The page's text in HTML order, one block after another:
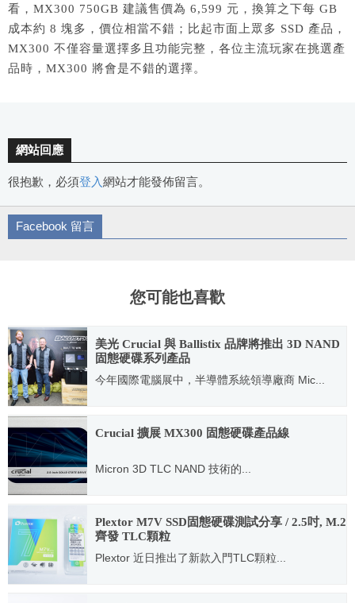
看，MX300 750GB 建議售價為 6,599 元，換算之下每 GB
成本約 8 塊多，價位相當不錯；比起市面上眾多 SSD 產品，
MX300 不僅容量選擇多且功能完整，各位主流玩家在挑選產
品時，MX300 將會是不錯的選擇。
網站回應
很抱歉，必須登入網站才能發佈留言。
Facebook 留言
您可能也喜歡
美光 Crucial 與 Ballistix 品牌將推出 3D NAND
固態硬碟系列產品
今年國際電腦展中，半導體系統領導廠商 Mic...
2016.06.03
Crucial 擴展 MX300 固態硬碟產品線
Micron 3D TLC NAND 技術的...
2016.07.27
Plextor M7V SSD固態硬碟測試分享 / 2.5吋, M.2
齊發 TLC顆粒
Plextor 近日推出了新款入門TLC顆粒...